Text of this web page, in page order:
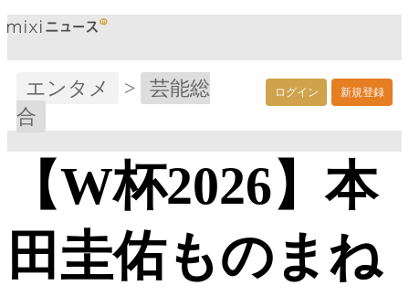
ログイン 新規登録
エンタメ >
芸能総
合
【W杯2026】本
田圭佑ものまね